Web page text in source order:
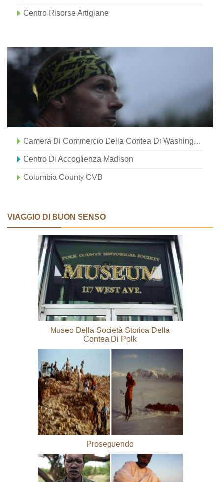
Centro Risorse Artigiane
Camera Di Commercio Della Contea Di Washington
Centro Di Accoglienza Madison
Columbia County CVB
VIAGGIO DI BUON SENSO
Museo Della Società Storica Della
Contea Di Polk
Proseguendo